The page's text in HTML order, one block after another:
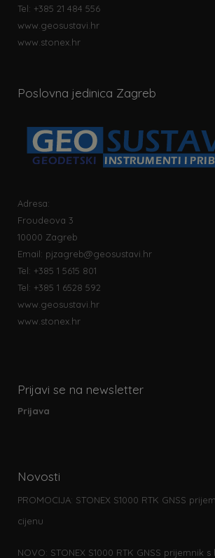
Tel: +385 21 484 556
www.geosustavi.hr
www.stonex.hr
Poslovna jedinica Zagreb
Adresa:
Froudeova 3
10000 Zagreb
Email: pjzagreb@geosustavi.hr
Tel: +385 1 5615 801
Tel: +385 1 6528 592
www.geosustavi.hr
www.stonex.hr
Prijavi se na newsletter
Prijava
Novosti
PROMOCIJA: STONEX S1000 RTK GNSS
cijenu
NOVO: STONEX S1000 RTK GNSS prijemnik s